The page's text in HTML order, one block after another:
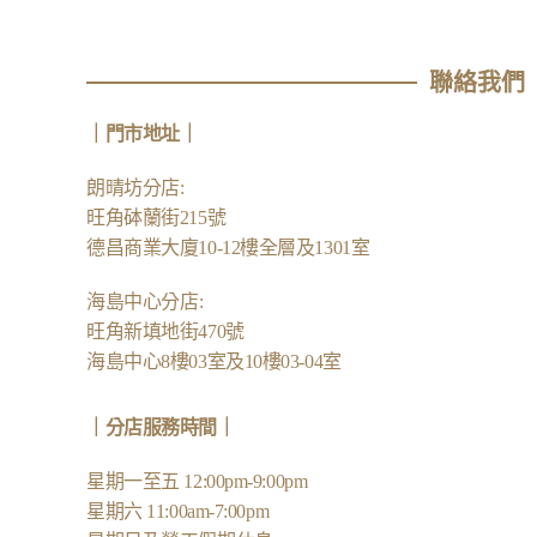
聯絡我們
門市地址｜
朗晴坊分店:
旺角砵蘭街215號
德昌商業大廈10-12樓全層及1301室
海島中心分店:
旺角新填地街470號
海島中心8樓03室及10樓03-04室
｜分店服務時間｜
星期一至五 12:00pm-9:00pm
星期六 11:00am-7:00pm